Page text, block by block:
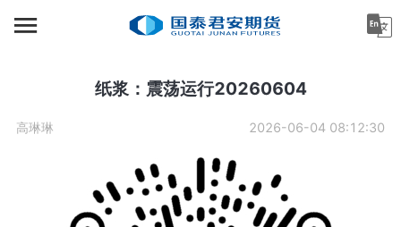
首页
机构金融
纸浆：震荡运行20260604
高琳琳 2026-06-04 08:12:30